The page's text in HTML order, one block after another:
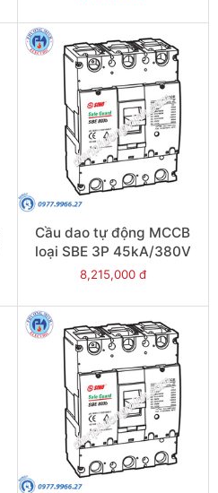
Cầu dao tự động MCCB
loại SBE 3P 45kA/380V
500A - Model
8,215,000 đ